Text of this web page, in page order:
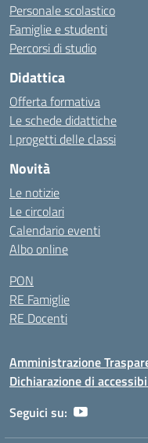
Personale scolastico
Famiglie e studenti
Percorsi di studio
Didattica
Offerta formativa
Le schede didattiche
I progetti delle classi
Novità
Le notizie
Le circolari
Calendario eventi
Albo online
PON
RE Famiglie
RE Docenti
Amministrazione
Dichiarazione di
Seguici su: